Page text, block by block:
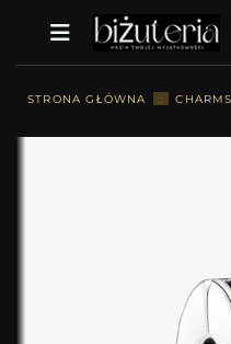
STRONA GŁÓWNA ::